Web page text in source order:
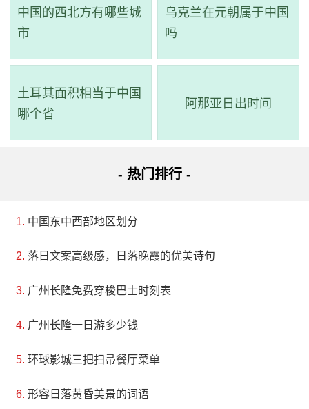
中国的西北方有哪些城
市
乌克兰在元朝属于中国
吗
土耳其面积相当于中国
哪个省
阿那亚日出时间
- 热门排行 -
中国东中西部地区划分
落日文案高级感，日落晚霞的优美诗句
广州长隆免费穿梭巴士时刻表
广州长隆一日游多少钱
环球影城三把扫帚餐厅菜单
形容日落黄昏美景的词语